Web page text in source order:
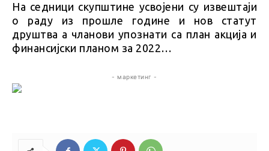
На седници скупштине усвојени су извештаји
о раду из прошле године и нов статут
друштва а чланови упознати са план акција и
финансијски планом за 2022…
- маркетинг -